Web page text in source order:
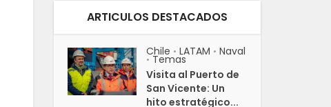
ARTICULOS DESTACADOS
Chile • LATAM • Naval
• Temas
Visita al Puerto de
San Vicente: Un
hito estratégico...